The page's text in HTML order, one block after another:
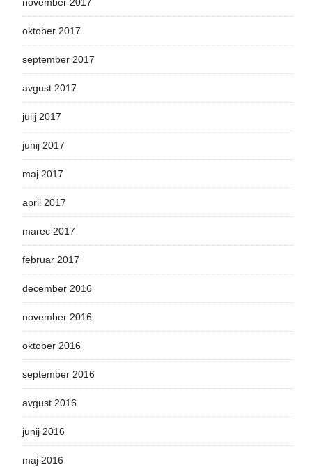
november 2017
oktober 2017
september 2017
avgust 2017
julij 2017
junij 2017
maj 2017
april 2017
marec 2017
februar 2017
december 2016
november 2016
oktober 2016
september 2016
avgust 2016
junij 2016
maj 2016